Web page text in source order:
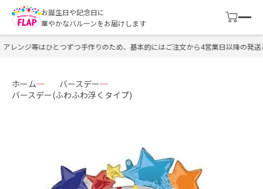
お誕生日や記念日に
華やかなバルーンをお届けします
ンジ等はひとつずつ手作りのため、基本的にはご注文から4営業日以降の発送と
ホーム
バースデー
バースデー(ふわふわ浮くタイプ)